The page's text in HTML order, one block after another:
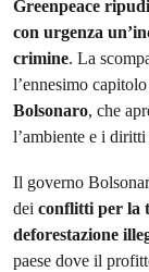
Greenpeace
con urgenza
crimine. La
l’ennesimo
Bolsonaro, che
l’ambiente e i
Il governo
dei conflitti per la
deforestazione
paese dove il